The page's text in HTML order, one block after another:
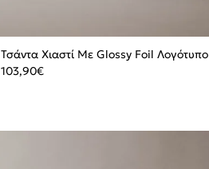
Τσάντα Χιαστί Με Glossy Foil Λογότυπο
103,90€